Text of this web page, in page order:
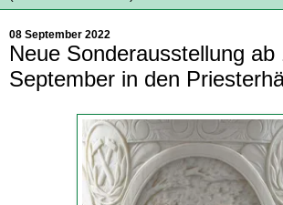
08 September 2022
Neue Sonderausstellung ab
September in den